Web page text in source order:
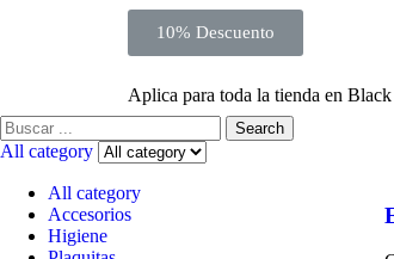
10% Descuento
Aplica para toda la tienda en
Search
All category
All category
Accesorios
Higiene